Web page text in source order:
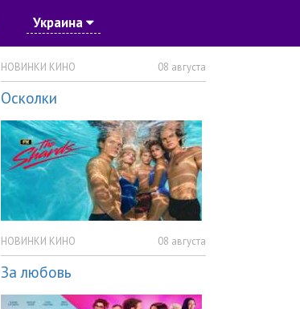
Украина
НОВИНКИ КИНО 08 августа
Осколки
НОВИНКИ КИНО 08 августа
За любовь